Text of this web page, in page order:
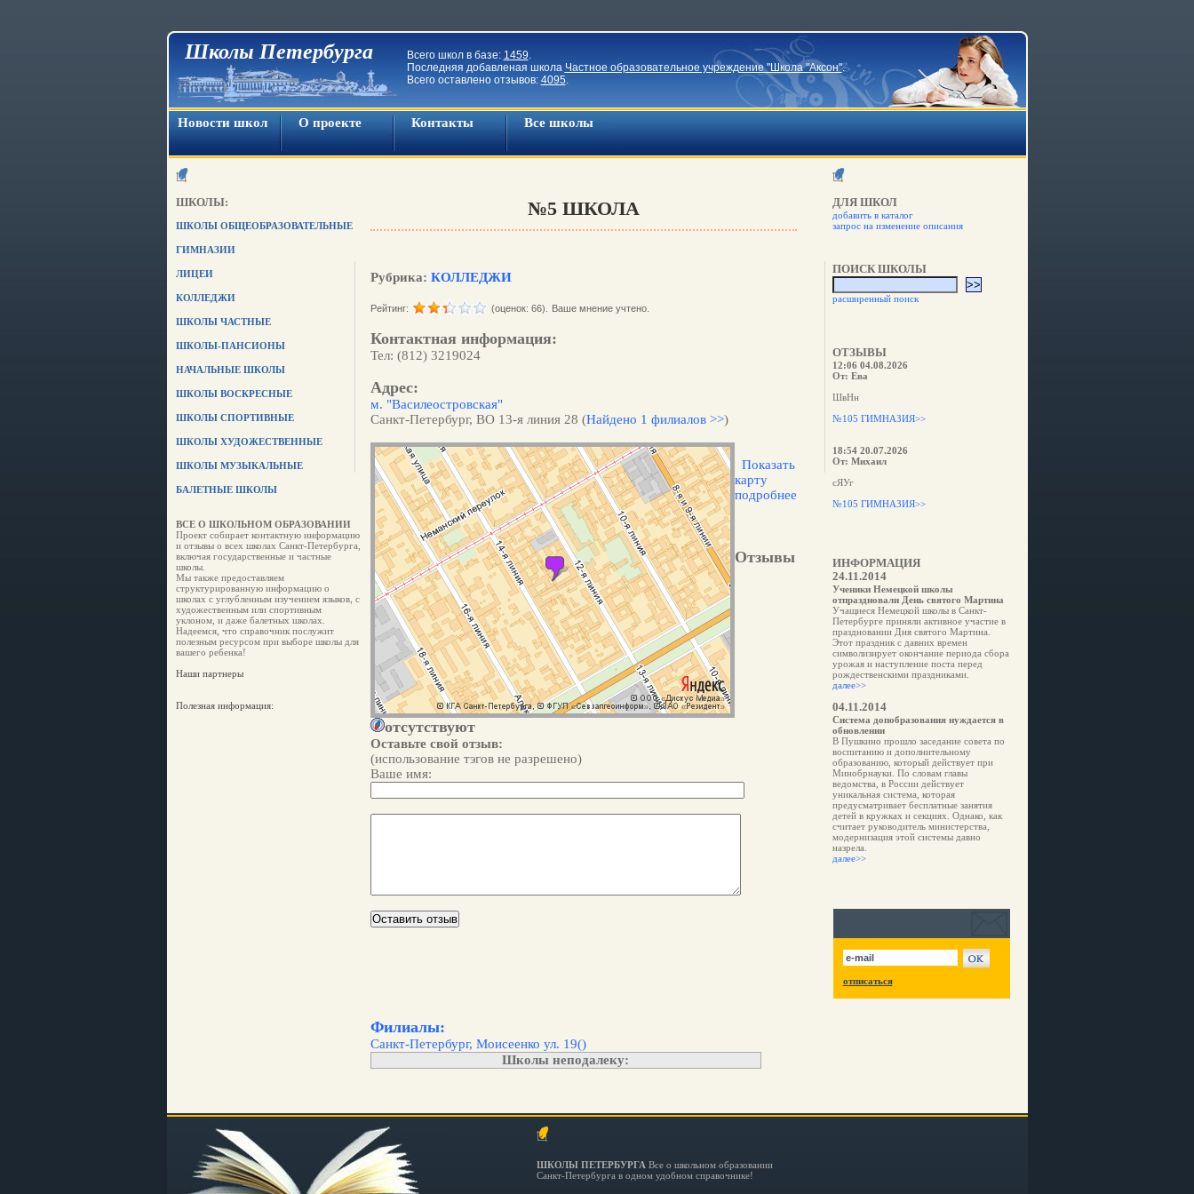
Школы Петербурга Всего школ в базе: 1459.
Последняя добавленая школа Частное образовательное учреждение "Школа "Аксон".
Всего оставлено отзывов: 4095.
Новости школ О проекте Контакты Все школы
ШКОЛЫ:
ШКОЛЫ ОБЩЕОБРАЗОВАТЕЛЬНЫЕ
ГИМНАЗИИ
ЛИЦЕИ
КОЛЛЕДЖИ
ШКОЛЫ ЧАСТНЫЕ
ШКОЛЫ-ПАНСИОНЫ
НАЧАЛЬНЫЕ ШКОЛЫ
ШКОЛЫ ВОСКРЕСНЫЕ
ШКОЛЫ СПОРТИВНЫЕ
ШКОЛЫ ХУДОЖЕСТВЕННЫЕ
ШКОЛЫ МУЗЫКАЛЬНЫЕ
БАЛЕТНЫЕ ШКОЛЫ
ВСЕ О ШКОЛЬНОМ ОБРАЗОВАНИИ
Проект собирает контактную информацию
и отзывы о всех школах Санкт-Петербурга,
включая государственные и частные
школы.
Мы также предоставляем
структурированную информацию о
школах с углубленным изучением языков, с
художественным или спортивным
уклоном, и даже балетных школах.
Надеемся, что справочник послужит
полезным ресурсом при выборе школы для
вашего ребенка!
Наши партнеры
Полезная информация:
№5 ШКОЛА
Рубрика: КОЛЛЕДЖИ
Рейтинг: (оценок: 66). Ваше мнение учтено.
Контактная информация:
Тел: (812) 3219024
Адрес:
м. "Василеостровская"
Санкт-Петербург, ВО 13-я линия 28 (Найдено 1 филиалов >>)
Показать
карту
подробнее
Отзывы
отсутствуют
Оставьте свой отзыв:
(использование тэгов не разрешено)
Ваше имя:
Филиалы:
Санкт-Петербург, Моисеенко ул. 19()
Школы неподалеку:
ДЛЯ ШКОЛ
добавить в каталог
запрос на изменение описания
ПОИСК ШКОЛЫ
расширенный поиск
ОТЗЫВЫ
12:06 04.08.2026
От: Ева
ШвНн
№105 ГИМНАЗИЯ>>
18:54 20.07.2026
От: Михаил
сЯУг
№105 ГИМНАЗИЯ>>
ИНФОРМАЦИЯ
24.11.2014
Ученики Немецкой школы
отпраздновали День святого Мартина
Учащиеся Немецкой школы в Санкт-
Петербурге приняли активное участие в
праздновании Дня святого Мартина.
Этот праздник с давних времен
символизирует окончание периода сбора
урожая и наступление поста перед
рождественскими праздниками.
далее>>
04.11.2014
Система допобразования нуждается в
обновлении
В Пушкино прошло заседание совета по
воспитанию и дополнительному
образованию, который действует при
Минобрнауки. По словам главы
ведомства, в России действует
уникальная система, которая
предусматривает бесплатные занятия
детей в кружках и секциях. Однако, как
считает руководитель министерства,
модернизация этой системы давно
назрела.
далее>>
отписаться
ШКОЛЫ ПЕТЕРБУРГА Все о школьном образовании
Санкт-Петербурга в одном удобном справочнике!